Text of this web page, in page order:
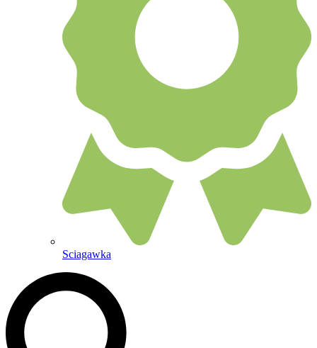
Sciagawka